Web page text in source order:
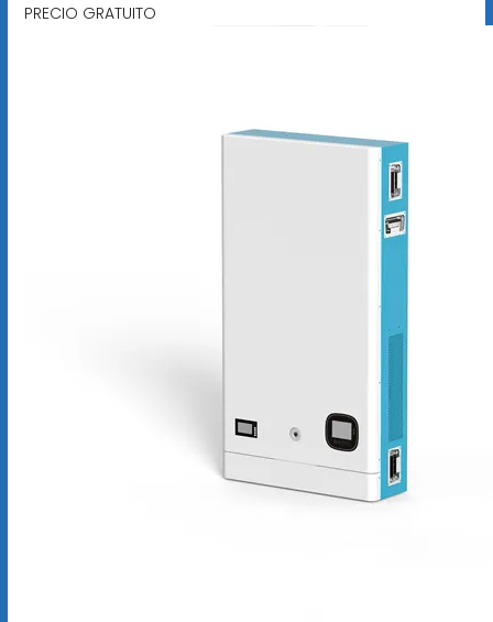
PRECIO GRATUITO